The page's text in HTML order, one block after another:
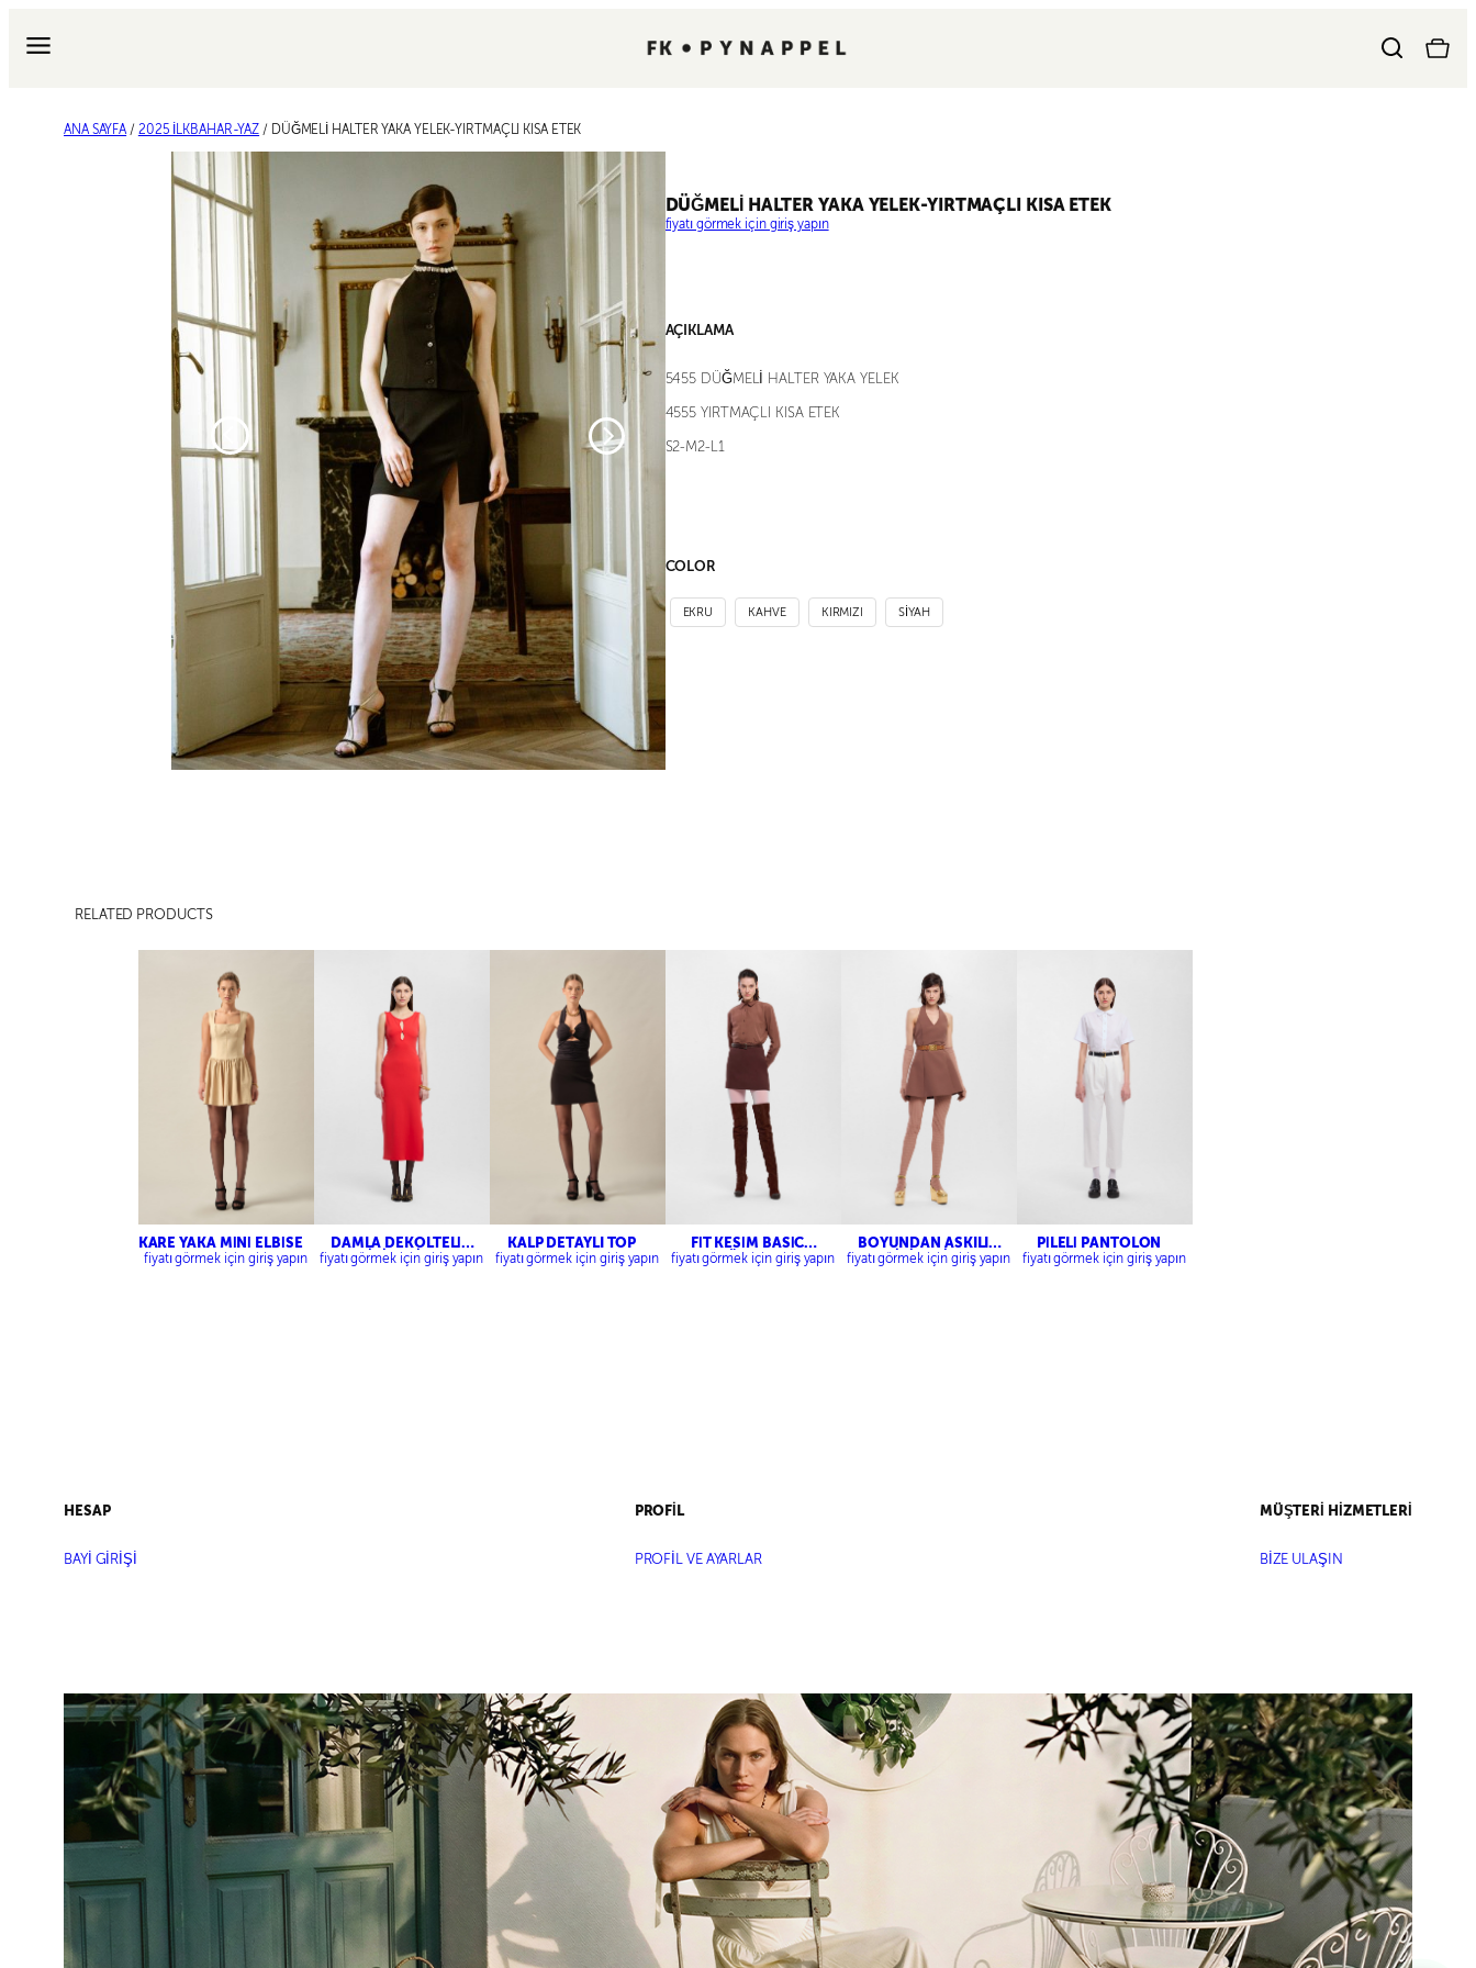
geç
ANA SAYFA / 2025 İLKBAHAR-YAZ / DÜĞMELİ HALTER YAKA YELEK-YIRTMAÇLI KISA ETEK
DÜĞMELİ HALTER YAKA YELEK-YIRTMAÇLI KISA ETEK
fiyatı görmek için giriş yapın
AÇIKLAMA
5455 DÜĞMELİ HALTER YAKA YELEK
4555 YIRTMAÇLI KISA ETEK
S2-M2-L1
COLOR
EKRU KAHVE KIRMIZI SİYAH
RELATED PRODUCTS
KARE YAKA MİNİ ELBİSE
fiyatı görmek için giriş yapın
DAMLA DEKOLTELİ
MİDİ ELBİSE
fiyatı görmek için giriş yapın
KALP DETAYLI TOP
fiyatı görmek için giriş yapın
FİT KESİM BASİC
GÖMLEK
fiyatı görmek için giriş yapın
BOYUNDAN ASKILI
MİNİ ELBİSE
fiyatı görmek için giriş yapın
PİLELİ PANTOLON
fiyatı görmek için giriş yapın
HESAP
BAYİ GİRİŞİ
PROFİL
PROFİL VE AYARLAR
MÜŞTERİ HİZMETLERİ
BİZE ULAŞIN